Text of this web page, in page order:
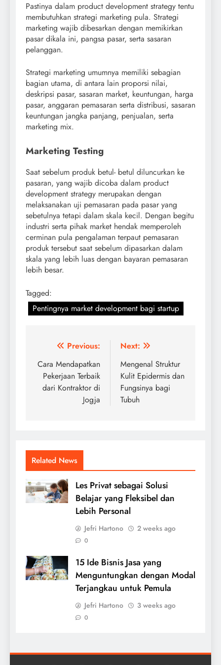
Pastinya dalam product development strategy tentu
membutuhkan strategi marketing pula. Strategi
marketing wajib dibesarkan dengan memikirkan
pasar dikala ini, pangsa pasar, serta sasaran
pelanggan.
Strategi marketing umumnya memiliki sebagian
bagian utama, di antara lain proporsi nilai,
deskripsi pasar, sasaran market, keuntungan, harga
pasar, anggaran pemasaran serta distribusi, sasaran
keuntungan jangka panjang, penjualan, serta
marketing mix.
Marketing Testing
Saat sebelum produk betul- betul diluncurkan ke
pasaran, yang wajib dicoba dalam product
development strategy merupakan dengan
melaksanakan uji pemasaran pada pasar yang
sebetulnya tetapi dalam skala kecil. Dengan begitu
industri serta pihak market hendak memperoleh
cerminan pula pengalaman terpaut pemasaran
produk tersebut saat sebelum dipasarkan dalam
skala yang lebih luas dengan bayaran pemasaran
lebih besar.
Tagged:
Pentingnya market development bagi startup
Post
navigation
Previous:
Cara Mendapatkan
Pekerjaan Terbaik
dari Kontraktor di
Jogja
Next:
Mengenal Struktur
Kulit Epidermis dan
Fungsinya bagi
Tubuh
Related News
Les Privat sebagai Solusi
Belajar yang Fleksibel dan
Lebih Personal
Jefri Hartono 2 weeks ago
0
15 Ide Bisnis Jasa yang
Menguntungkan dengan Modal
Terjangkau untuk Pemula
Jefri Hartono 3 weeks ago
0